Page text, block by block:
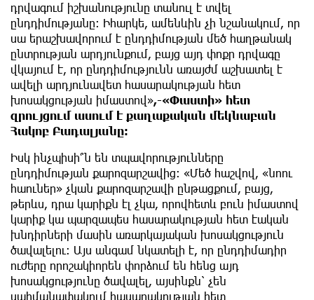
դրվագում իշխանությունը տանուլ է տվել
ընդդիմությանը։ Իհարկե, ամենևին չի նշանակում, որ
սա երաշխավորում է ընդդիմության մեծ հաղթանակ
ընտրության արդյունքում, բայց այդ փոքր դրվագը
վկայում է, որ ընդդիմությունն առայժմ աշխատել է
ավելի արդյունավետ հասարակության հետ
խոսակցության իմաստով»,-«Փաստի» հետ
զրույցում ասում է քաղաքական մեկնաբան
Հակոբ Բադալյանը։
Իսկ ինչպիսի՞ն են տպավորությունները
ընդդիմության քարոզարշավից։ «Մեծ հաշվով, «նոու
հաուներ» չկան քարոզարշավի ընթացքում, բայց,
թերևս, դրա կարիքն էլ չկա, որովհետև բուն իմաստով
կարիք կա պարզապես հասարակության հետ էական
խնդիրների մասին առարկայական խոսակցություն
ծավալելու։ Այս անգամ նկատելի է, որ ընդդիմադիր
ուժերը որոշակիորեն փորձում են հենց այդ
խոսակցությունը ծավալել, այսինքն՝ չեն
սահմանափակում հասարակության հետ